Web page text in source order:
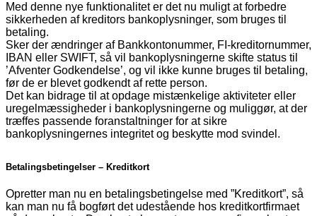
Med denne nye funktionalitet er det nu muligt at forbedre
sikkerheden af kreditors bankoplysninger, som bruges til
betaling.
Sker der ændringer af Bankkontonummer, FI-kreditornummer,
IBAN eller SWIFT, så vil bankoplysningerne skifte status til
’Afventer Godkendelse’, og vil ikke kunne bruges til betaling,
før de er blevet godkendt af rette person.
Det kan bidrage til at opdage mistænkelige aktiviteter eller
uregelmæssigheder i bankoplysningerne og muliggør, at der
træffes passende foranstaltninger for at sikre
bankoplysningernes integritet og beskytte mod svindel.
Betalingsbetingelser – Kreditkort
Opretter man nu en betalingsbetingelse med ”Kreditkort”, så
kan man nu få bogført det udestående hos kreditkortfirmaet